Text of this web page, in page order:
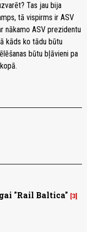
Tas jau bija
tā vispirms ir ASV
nākamo ASV prezidentu
kāds ko tādu būtu
būtu bļāvieni pa
"Rail Baltica" 3